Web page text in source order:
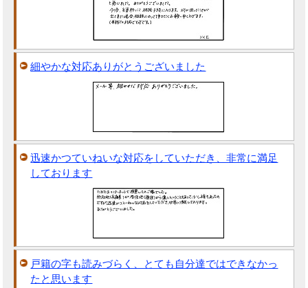
細やかな対応ありがとうございました
迅速かつていねいな対応をしていただき、非常に満足
しております
戸籍の字も読みづらく、とても自分達ではできなかっ
たと思います